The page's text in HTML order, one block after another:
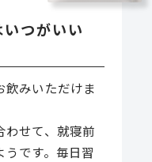
つがいい
飲みいただけま
わせて、就寝前
です。 毎日習